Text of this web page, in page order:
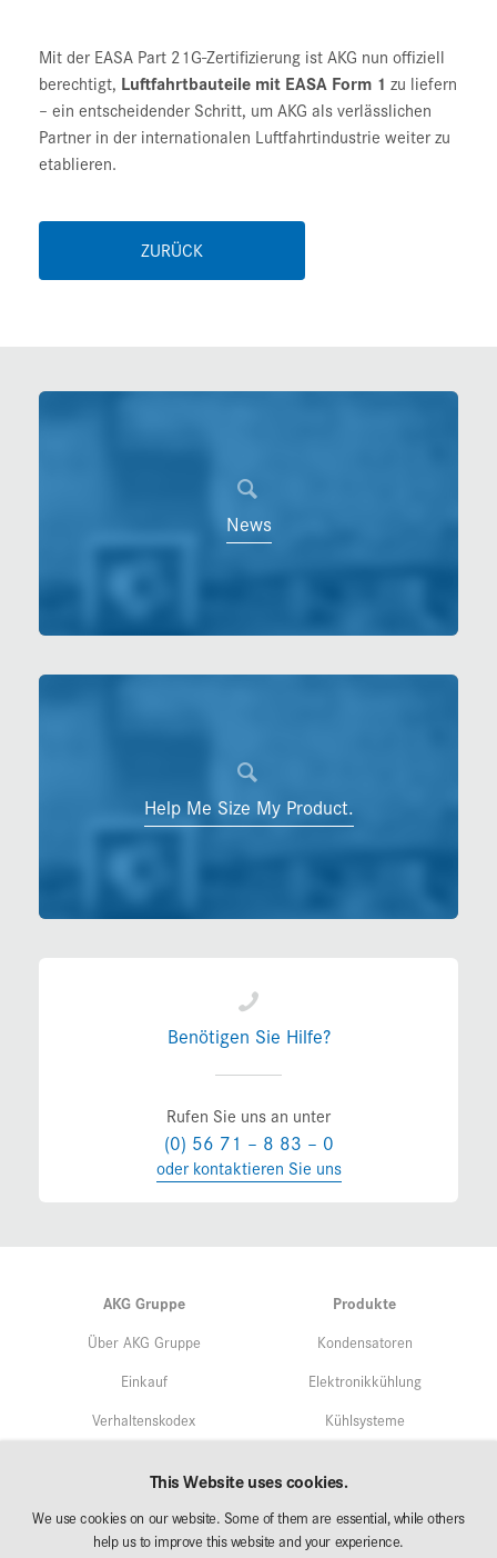
Mit der EASA Part 21G-Zertifizierung ist AKG nun offiziell
berechtigt, Luftfahrtbauteile mit EASA Form 1 zu liefern
– ein entscheidender Schritt, um AKG als verlässlichen
Partner in der internationalen Luftfahrtindustrie weiter zu
etablieren.
ZURÜCK
News
Help Me Size My Product.
Benötigen Sie Hilfe?
Rufen Sie uns an unter
(0) 56 71 – 8 83 – 0
oder kontaktieren Sie uns
AKG Gruppe
Über AKG Gruppe
Einkauf
Verhaltenskodex
Forschung & Entwicklung
Produkte
Kondensatoren
Elektronikkühlung
Kühlsysteme
Märkte
This Website uses cookies.
We use cookies on our website. Some of them are essential, while others
help us to improve this website and your experience.